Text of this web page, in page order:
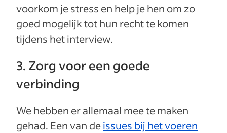
voorkom je stress en help je hen om zo
goed mogelijk tot hun recht te komen
tijdens het interview.
3. Zorg voor een goede
verbinding
We hebben er allemaal mee te maken
gehad. Een van deissues bij het voeren